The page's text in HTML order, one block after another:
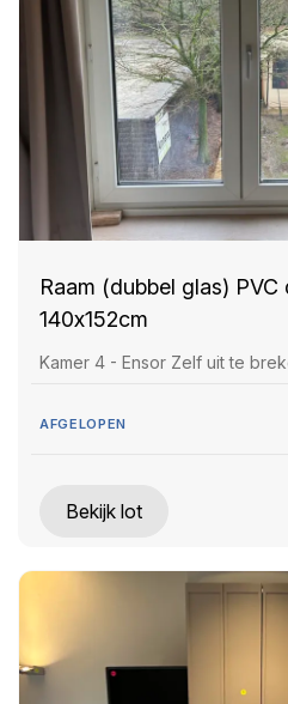
Raam (dubbel glas)
140x152cm
Kamer 4 - Ensor Zelf uit te
AFGELOPEN
Bekijk lot